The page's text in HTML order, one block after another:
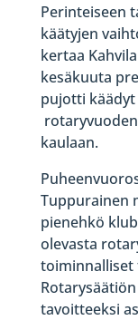
Perinteiseen
käätyjen
kertaa
kesäkuuta
pujotti
kaulaan.
Tuppurainen
pienehkö
olevasta
toiminnalliset
tavoitteeksi